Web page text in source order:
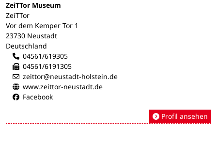
ZeiTTor Museum
ZeiTTor
Vor dem Kemper Tor 1
23730 Neustadt
Deutschland
04561/619305
04561/6191305
zeittor@neustadt-holstein.de
www.zeittor-neustadt.de
Facebook
Profil ansehen